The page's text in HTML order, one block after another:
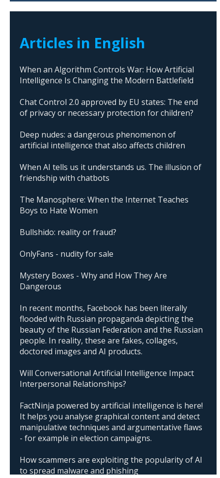
Articles in English
When an Algorithm Controls War: How Artificial
Intelligence Is Changing the Modern Battlefield
Chat Control 2.0 approved by EU states: The end
of privacy or necessary protection for children?
Deep nudes: a dangerous phenomenon of
artificial intelligence that also affects children
When AI tells us it understands us. The illusion of
friendship with chatbots
The Manosphere: When the Internet Teaches
Boys to Hate Women
Bullshido: reality or fraud?
OnlyFans - nudity for sale
Mystery Boxes - Why and How They Are
Dangerous
In recent months, Facebook has been literally
flooded with Russian propaganda depicting the
beauty of the Russian Federation and the Russian
people. In reality, these are fakes, collages,
doctored images and AI products.
Will Conversational Artificial Intelligence Impact
Interpersonal Relationships?
FactNinja powered by artificial intelligence is here!
It helps you analyse graphical content and detect
manipulative techniques and argumentative flaws
- for example in election campaigns.
How scammers are exploiting the popularity of AI
to spread malware and phishing